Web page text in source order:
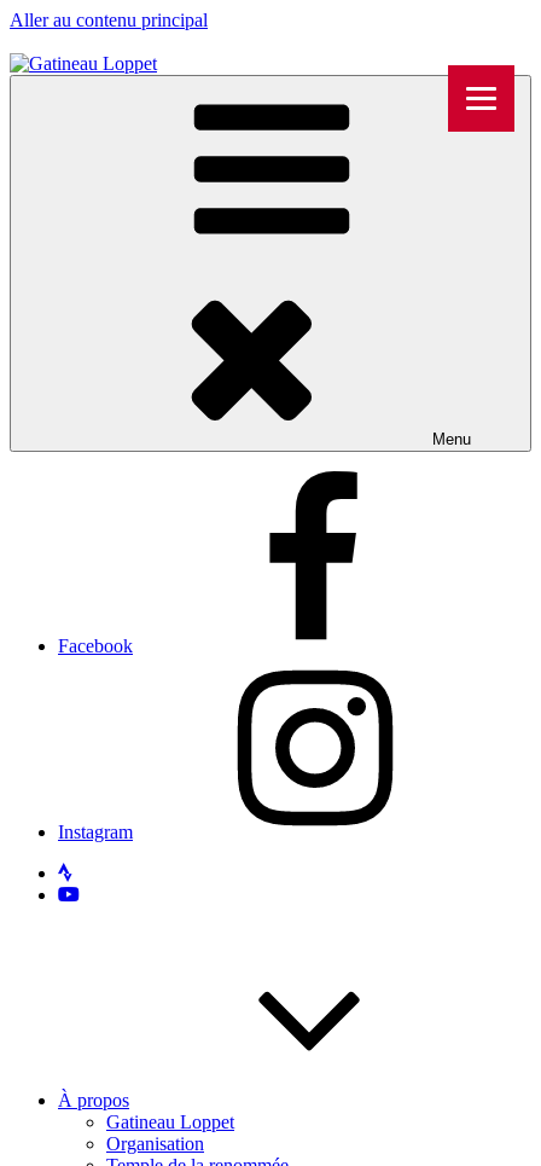
Aller au contenu principal
Menu
Facebook
Instagram
À propos
Gatineau Loppet
Organisation